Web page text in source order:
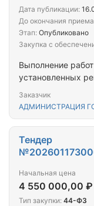
Выполнение
установленных
Заказчик
АДМИНИСТРАЦИЯ
Дата публикации:
До окончания
Этап: Опубликовано
Закупка с
Тендер
Начальная цена
4 550 000,00 ₽
Тип закупки: 44-ФЗ